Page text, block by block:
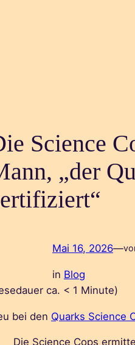
Science
„der
Mai 16, 2026—
in Blog
ca. < 1 Minute)
bei den Quarks Science
Die Science Cops